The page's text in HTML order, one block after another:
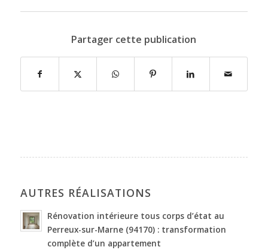
Partager cette publication
AUTRES RÉALISATIONS
Rénovation intérieure tous corps d’état au
Perreux-sur-Marne (94170) : transformation
complète d’un appartement